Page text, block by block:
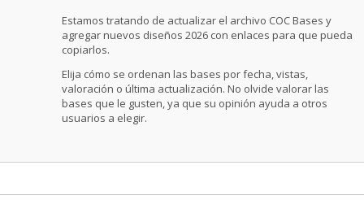
Estamos tratando de actualizar el archivo COC Bases y
agregar nuevos diseños 2026 con enlaces para que pueda
copiarlos.
Elija cómo se ordenan las bases por fecha, vistas,
valoración o última actualización. No olvide valorar las
bases que le gusten, ya que su opinión ayuda a otros
usuarios a elegir.